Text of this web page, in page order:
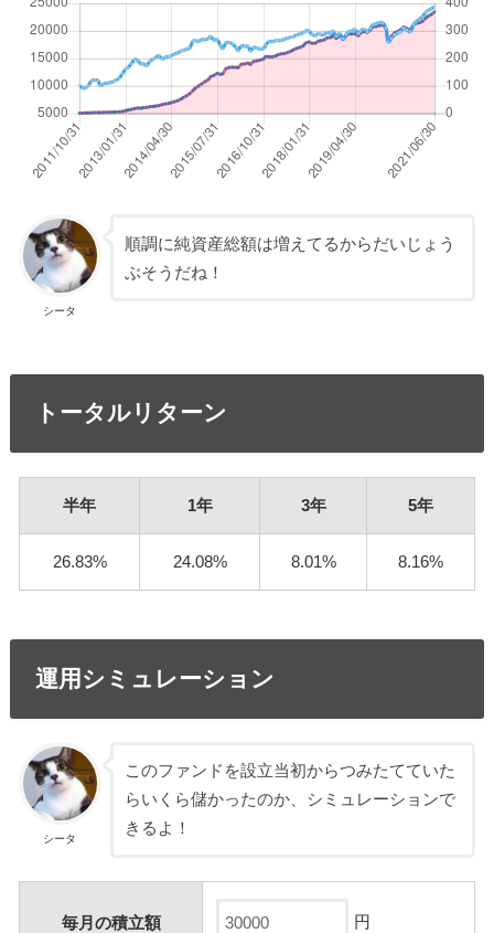
シータ
順調に純資産総額は増えてるからだいじょう
ぶそうだね！
トータルリターン
半年 1年 3年 5年
26.83% 24.08% 8.01% 8.16%
運用シミュレーション
シータ
このファンドを設立当初からつみたてていた
らいくら儲かったのか、シミュレーションで
きるよ！
毎月の積立額 円